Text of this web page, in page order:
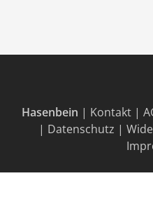
Hasenbein | Kontakt |
| Datenschutz |